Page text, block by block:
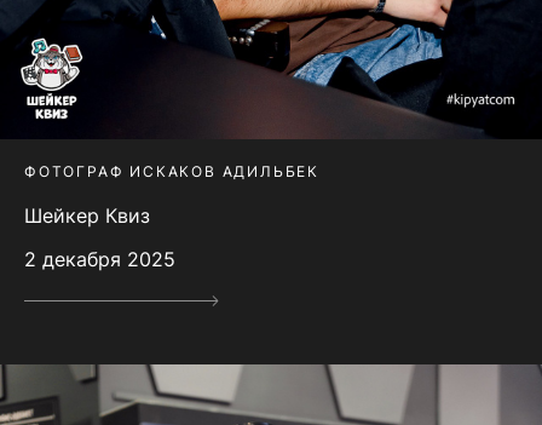
ФОТОГРАФ ИСКАКОВ АДИЛЬБЕК
Шейкер Квиз
2 декабря 2025